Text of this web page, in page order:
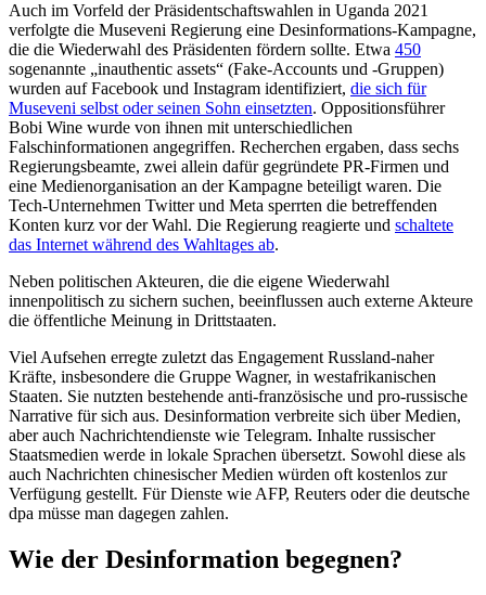
Auch im Vorfeld der Präsidentschaftswahlen in Uganda 2021
verfolgte die Museveni Regierung eine Desinformations-Kampagne,
die die Wiederwahl des Präsidenten fördern sollte. Etwa 450
sogenannte „inauthentic assets“ (Fake-Accounts und -Gruppen)
wurden auf Facebook und Instagram identifiziert, die sich für
Museveni selbst oder seinen Sohn einsetzten. Oppositionsführer
Bobi Wine wurde von ihnen mit unterschiedlichen
Falschinformationen angegriffen. Recherchen ergaben, dass sechs
Regierungsbeamte, zwei allein dafür gegründete PR-Firmen und
eine Medienorganisation an der Kampagne beteiligt waren. Die
Tech-Unternehmen Twitter und Meta sperrten die betreffenden
Konten kurz vor der Wahl. Die Regierung reagierte und schaltete
das Internet während des Wahltages ab.
Neben politischen Akteuren, die die eigene Wiederwahl
innenpolitisch zu sichern suchen, beeinflussen auch externe Akteure
die öffentliche Meinung in Drittstaaten.
Viel Aufsehen erregte zuletzt das Engagement Russland-naher
Kräfte, insbesondere die Gruppe Wagner, in westafrikanischen
Staaten. Sie nutzten bestehende anti-französische und pro-russische
Narrative für sich aus. Desinformation verbreite sich über Medien,
aber auch Nachrichtendienste wie Telegram. Inhalte russischer
Staatsmedien werde in lokale Sprachen übersetzt. Sowohl diese als
auch Nachrichten chinesischer Medien würden oft kostenlos zur
Verfügung gestellt. Für Dienste wie AFP, Reuters oder die deutsche
dpa müsse man dagegen zahlen.
Wie der Desinformation begegnen?